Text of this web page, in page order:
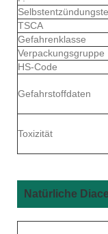
TSCA
Gefahrenklasse
Verpackungsgruppe
HS-Code
Gefahrstoffdaten
Toxizität
Natürliche